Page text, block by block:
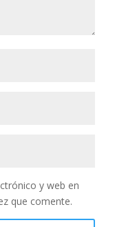
y web en
que comente.